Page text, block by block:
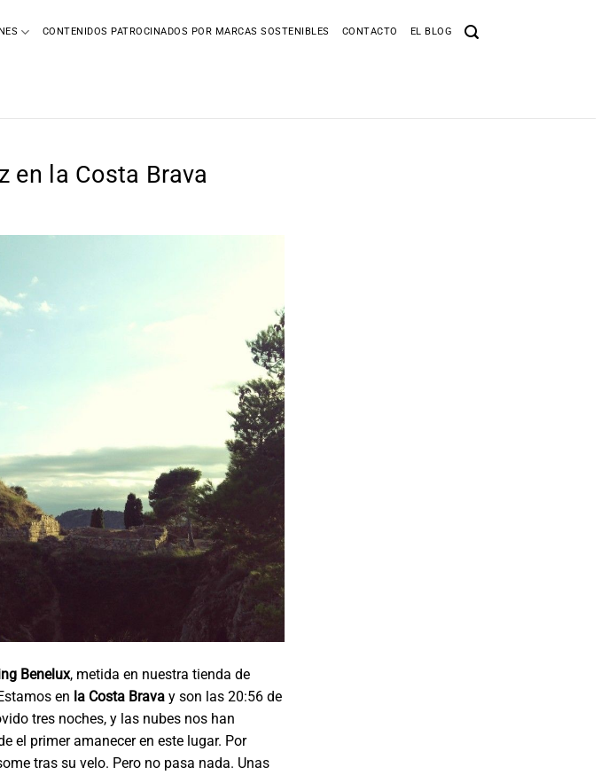
CONTENIDOS PATROCINADOS POR MARCAS SOSTENIBLES CONTACTO EL BLOG
en la Costa Brava
Benelux, metida en nuestra tienda de
en la Costa Brava y son las 20:56 de
tres noches, y las nubes nos han
el primer amanecer en este lugar. Por
tras su velo. Pero no pasa nada. Unas